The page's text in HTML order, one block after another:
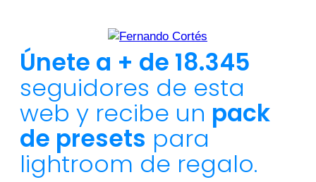
Únete a + de 18.345
seguidores de esta
web y recibe un pack
de presets para
lightroom de regalo.